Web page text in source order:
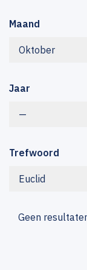
Maand
Oktober
Jaar
—
Trefwoord
Euclid
Geen